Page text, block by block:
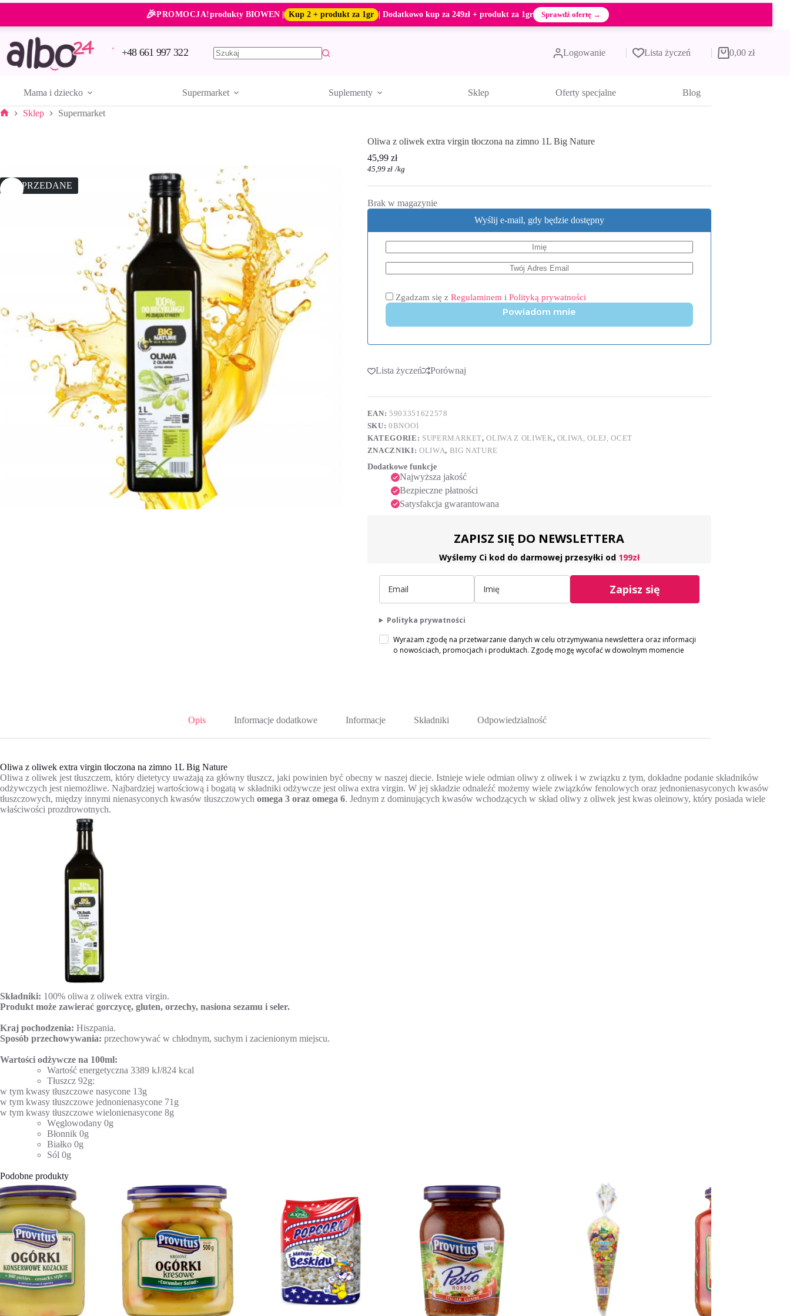
Przejdź
treści
🎉PROMOCJA!produkty BIOWEN | Kup 2 + produkt za 1gr | Dodatkowo kup za 249zł + produkt za 1gr Sprawdź ofertę →
+48 661 997 322 Logowanie Lista życzeń Koszyk
0,00 zł
Mama i dziecko Supermarket Suplementy Sklep Oferty specjalne Blog
Sklep Supermarket
WYPRZEDANE
Oliwa z oliwek extra virgin tłoczona na zimno 1L Big Nature
45,99 zł
45,99 zł /kg
Brak w magazynie
Wyślij e-mail, gdy będzie dostępny
Zgadzam się z Regulaminem i Polityką prywatności
Powiadom mnie
Lista życzeń Porównaj
EAN:5903351622578
SKU:0BNOO1
KATEGORIE: SUPERMARKET,OLIWA Z OLIWEK, OLIWA, OLEJ, OCET
ZNACZNIKI: OLIWA, BIG NATURE
Dodatkowe funkcje
Najwyższa jakość
Bezpieczne płatności
Satysfakcja gwarantowana
ZAPISZ SIĘ DO NEWSLETTERA
Wyślemy Ci kod do darmowej przesyłki od 199zł
Zapisz się
Polityka prywatności
Wyrażam zgodę na przetwarzanie danych w celu otrzymywania newslettera oraz informacji
o nowościach, promocjach i produktach. Zgodę mogę wycofać w dowolnym momencie
Opis Informacje dodatkowe Informacje Składniki Odpowiedzialność
Oliwa z oliwek extra virgin tłoczona na zimno 1L Big Nature
Oliwa z oliwek jest tłuszczem, który dietetycy uważają za główny tłuszcz, jaki powinien być obecny w naszej diecie. Istnieje wiele odmian oliwy z oliwek i w związku z tym, dokładne podanie składników
odżywczych jest niemożliwe. Najbardziej wartościową i bogatą w składniki odżywcze jest oliwa extra virgin. W jej składzie odnaleźć możemy wiele związków fenolowych oraz jednonienasyconych kwasów
tłuszczowych, między innymi nienasyconych kwasów tłuszczowych omega 3 oraz omega 6. Jednym z dominujących kwasów wchodzących w skład oliwy z oliwek jest kwas oleinowy, który posiada wiele
właściwości prozdrowotnych.
Składniki: 100% oliwa z oliwek extra virgin.
Produkt może zawierać gorczycę, gluten, orzechy, nasiona sezamu i seler.
Kraj pochodzenia: Hiszpania.
Sposób przechowywania: przechowywać w chłodnym, suchym i zacienionym miejscu.
Wartości odżywcze na 100ml:
Wartość energetyczna 3389 kJ/824 kcal
Tłuszcz 92g:
w tym kwasy tłuszczowe nasycone 13g
w tym kwasy tłuszczowe jednonienasycone 71g
w tym kwasy tłuszczowe wielonienasycone 8g
Węglowodany 0g
Błonnik 0g
Białko 0g
Sól 0g
Podobne produkty